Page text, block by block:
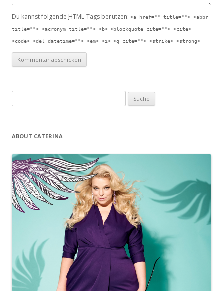
Du kannst folgende HTML-Tags benutzen: <a href="" title=""> <abbr
title=""> <acronym title=""> <b> <blockquote cite=""> <cite>
<code> <del datetime=""> <em> <i> <q cite=""> <strike> <strong>
ABOUT CATERINA